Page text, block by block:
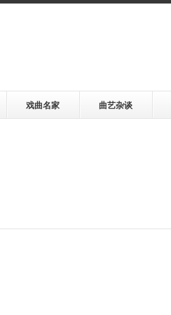
戏曲名家 曲艺杂谈